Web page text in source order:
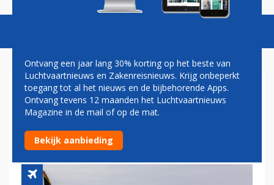
AIR NEW ZEALAND PAS IN
2028 TERUG OP NIVEAU VAN
VOOR CORONA
Ontvang een jaar lang 30% korting op het beste van
Luchtvaartnieuws en Zakenreisnieuws. Krijg onbeperkt
toegang tot al het nieuws en de bijbehorende Apps.
Ontvang tevens 12 maanden het Luchtvaartnieuws
Magazine in de mail of op de mat.
Bekijk aanbieding